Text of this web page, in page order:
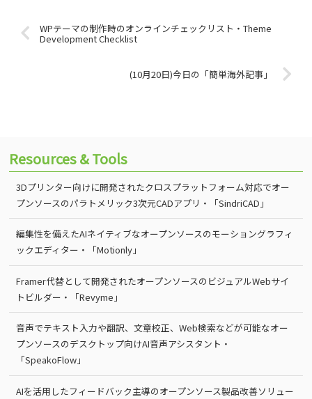
WPテーマの制作時のオンラインチェックリスト・Theme
Development Checklist
(10月20日)今日の「簡単海外記事」
Resources & Tools
3Dプリンター向けに開発されたクロスプラットフォーム対応でオー
プンソースのパラトメリック3次元CADアプリ・「SindriCAD」
編集性を備えたAIネイティブなオープンソースのモーショングラフィ
ックエディター・「Motionly」
Framer代替として開発されたオープンソースのビジュアルWebサイ
トビルダー・「Revyme」
音声でテキスト入力や翻訳、文章校正、Web検索などが可能なオー
プンソースのデスクトップ向けAI音声アシスタント・
「SpeakoFlow」
AIを活用したフィードバック主導のオープンソース製品改善ソリュー